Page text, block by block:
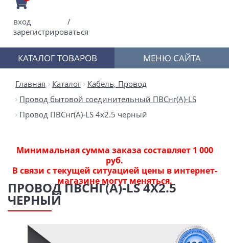
вход
/
зарегистрироваться
КАТАЛОГ ТОВАРОВ МЕНЮ САЙТА
Главная Каталог
Кабель, Провод
Провод бытовой соединительный ПВСнг(А)-LS
Провод ПВСнг(А)-LS 4х2.5 черный
Минимальная сумма заказа составляет 1 000
руб.
В связи с текущей ситуацией цены в интернет-
магазине могут меняться.
ПРОВОД ПВСНГ(А)-LS 4Х2.5
ЧЕРНЫЙ